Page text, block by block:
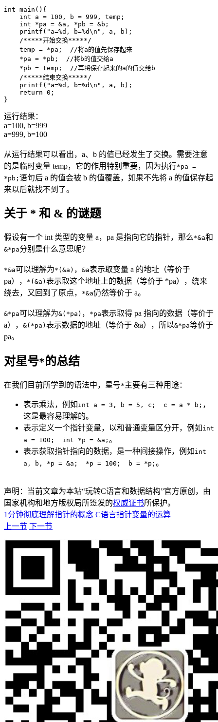
int main(){
    int a = 100, b = 999, temp;
    int *pa = &a, *pb = &b;
    printf("a=%d, b=%d\n", a, b);
    /*****开始交换*****/
    temp = *pa;  //将a的值先保存起来
    *pa = *pb;  //将b的值交给a
    *pb = temp;  //再将保存起来的a的值交给b
    /*****结束交换*****/
    printf("a=%d, b=%d\n", a, b);
    return 0;
}
运行结果：
a=100, b=999
a=999, b=100
从运行结果可以看出，a、b 的值已经发生了交换。需要注意
的是临时变量 temp，它的作用特别重要，因为执行*pa =
*pb; 语句后 a 的值会被 b 的值覆盖，如果不先将 a 的值保存起
来以后就找不到了。
关于 * 和 & 的谜题
假设有一个 int 类型的变量 a，pa 是指向它的指针，那么*&a和
&*pa分别是什么意思呢？
*&a可以理解为*(&a) ， &a表示取变量 a 的地址（等价于
pa），
*(&a) 表示取这个地址上的数据（等价于 *pa），绕来
绕去，又回到了原点，
*&a仍然等价于 a。
&*pa可以理解为&(*pa) ， *pa表示取得 pa 指向的数据（等价于
a）， &(*pa) 表示数据的地址（等价于 &a），所以&*pa等价于
pa。
对星号* 的总结
在我们目前所学到的语法中，星号*主要有三种用途：
表示乘法，例如 int a = 3, b = 5, c; c = a * b; ，
这是最容易理解的。
表示定义一个指针变量，以和普通变量区分开，例如 int
a = 100; int *p = &a; 。
表示获取指针指向的数据，是一种间接操作，例如 int
a, b, *p = &a; *p = 100; b = *p; 。
声明：当前文章为本站“玩转C语言和数据结构”官方原创，由
国家机构和地方版权局所签发的权威证书所保护。
1分钟彻底理解指针的概念 C语言指针变量的运算
上一节 下一节